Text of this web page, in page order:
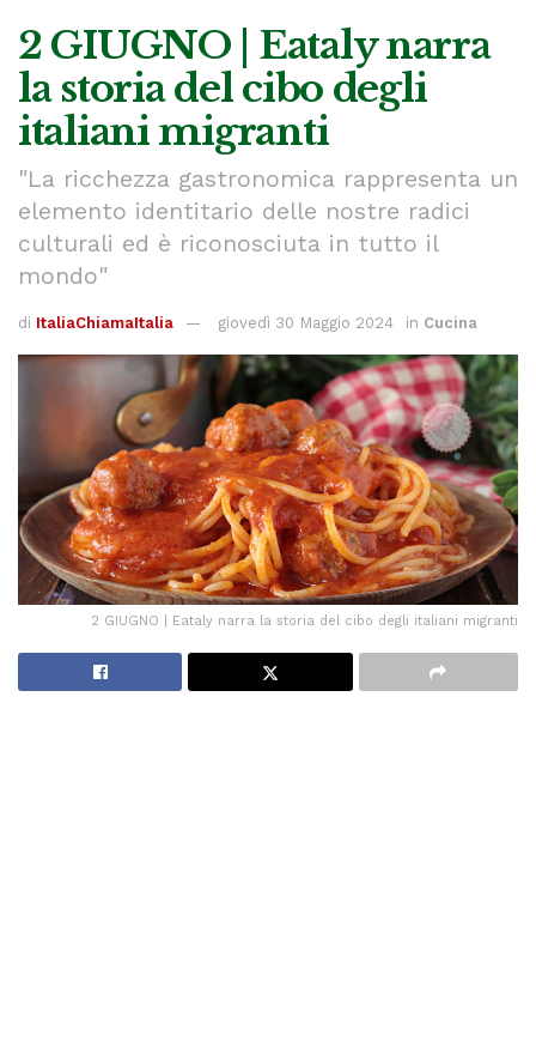
2 GIUGNO | Eataly narra
la storia del cibo degli
italiani migranti
"La ricchezza gastronomica rappresenta un
elemento identitario delle nostre radici
culturali ed è riconosciuta in tutto il
mondo"
di ItaliaChiamaItalia giovedì 30 Maggio 2024 in Cucina
2 GIUGNO | Eataly narra la storia del cibo degli italiani migranti